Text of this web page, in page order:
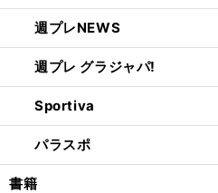
週プレNEWS
週プレ グラジャパ!
Sportiva
パラスポ
書籍